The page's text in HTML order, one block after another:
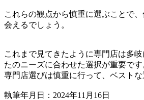
これらの観点から慎重に選ぶことで
会えるでしょう。
これまで見てきたように専門店は多
たのニーズに合わせた選択が重要です
専門店選びは慎重に行って、ベストな
執筆年月日：2024年11月16日